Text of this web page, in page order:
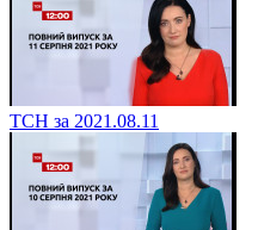
ТСН за 2021.08.11